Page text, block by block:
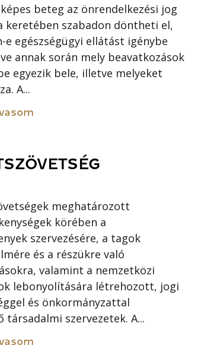
beteg az önrendelkezési jog
keretében szabadon döntheti el,
e egészségügyi ellátást igénybe
annak során mely beavatkozások
egyezik bele, illetve melyeket
A...
meghatározott
körében a
szervezésére, a tagok
és a részükre való
valamint a nemzetközi
lebonyolítására létrehozott, jogi
és önkormányzattal
társadalmi szervezetek. A...